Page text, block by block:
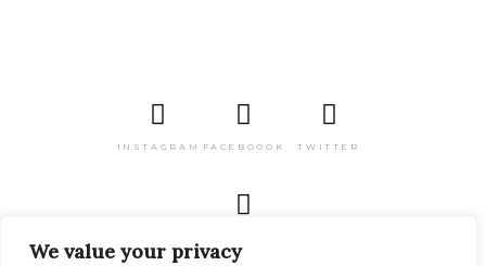
We value your privacy
INSTAGRAM FACEBOOOK TWITTER